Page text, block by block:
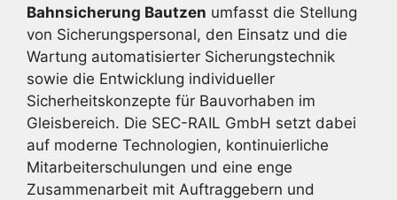
Bahnsicherung Bautzen umfasst die Stellung
von Sicherungspersonal, den Einsatz und die
Wartung automatisierter Sicherungstechnik
sowie die Entwicklung individueller
Sicherheitskonzepte für Bauvorhaben im
Gleisbereich. Die SEC-RAIL GmbH setzt dabei
auf moderne Technologien, kontinuierliche
Mitarbeiterschulungen und eine enge
Zusammenarbeit mit Auftraggebern und